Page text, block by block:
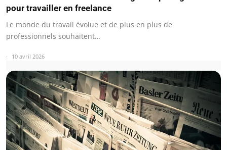
pour travailler en freelance
Le monde du travail évolue et de plus en plus de
professionnels souhaitent…
10 avril 2026